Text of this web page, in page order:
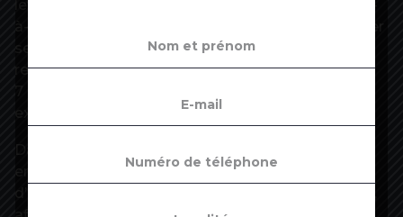
ses sorties. Le confinement strict est censé être
remplacé par un couvre-feu de 21 heures à
exceptionnellement épargnés par les restrictions.
envisagerait de mettre en place un couvre-feu